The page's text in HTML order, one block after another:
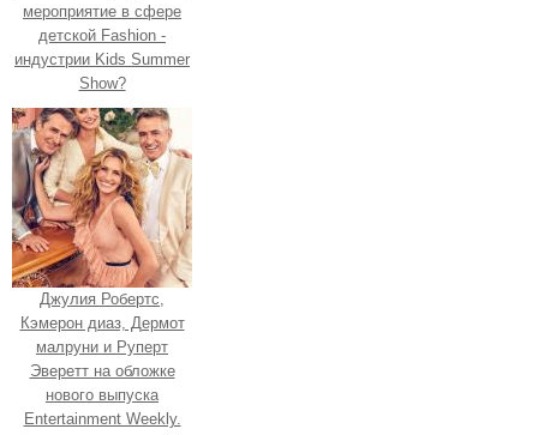
мероприятие в сфере
детской Fashion -
индустрии Kids Summer
Show?
Джулия Робертс,
Кэмерон диаз, Дермот
малруни и Руперт
Эверетт на обложке
нового выпуска
Entertainment Weekly.